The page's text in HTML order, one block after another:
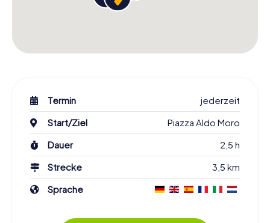
Termin
jederzeit
Start/Ziel
Piazza Aldo Moro
Dauer
2,5 h
Strecke
3,5 km
Sprache